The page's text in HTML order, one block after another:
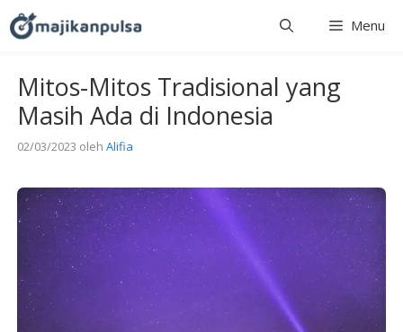
Langsung
ke
Menu
Mitos-Mitos Tradisional yang
Masih Ada di Indonesia
02/03/2023 oleh Alifia